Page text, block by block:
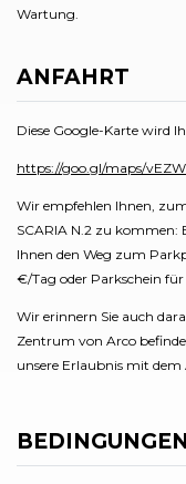
Wartung.
ANFAHRT
Diese Google-Karte wird
https://goo.gl/maps/
Wir empfehlen Ihnen,
SCARIA N.2 zu
Ihnen den Weg zum
€/Tag oder Parkschein
Wir erinnern Sie auch
Zentrum von Arco
unsere Erlaubnis mit
BEDINGUNGEN